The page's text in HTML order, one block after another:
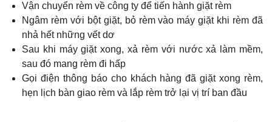
Vận chuyển rèm về công ty để tiến hành giặt rèm
Ngâm rèm với bột giặt, bỏ rèm vào máy giặt khi rèm đã
nhả hết những vết dơ
Sau khi máy giặt xong, xả rèm với nước xả làm mềm,
sau đó mang rèm đi hấp
Gọi điện thông báo cho khách hàng đã giặt xong rèm,
hẹn lịch bàn giao rèm và lắp rèm trở lại vị trí ban đầu